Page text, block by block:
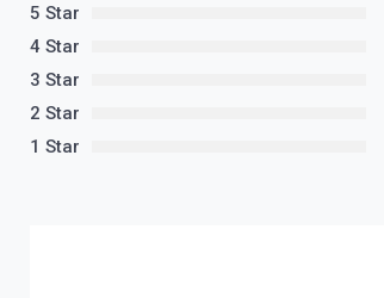
5 Star
4 Star
3 Star
2 Star
1 Star